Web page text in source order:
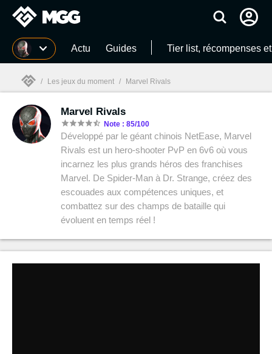
MGG Actu Guides Tier list, récompenses
MGG
/ Les jeux du moment / Marvel Rivals
Marvel Rivals
Note : 85/100
Développé par le géant chinois NetEase, Marvel
Rivals est un hero-shooter PvP en 6v6 où vous
incarnez les plus grands héros des franchises
Marvel. De Spider-Man à Dr. Strange, créez des
escouades aux compétences uniques, et
combattez sur des champs de bataille qui
évoluent en temps réel !